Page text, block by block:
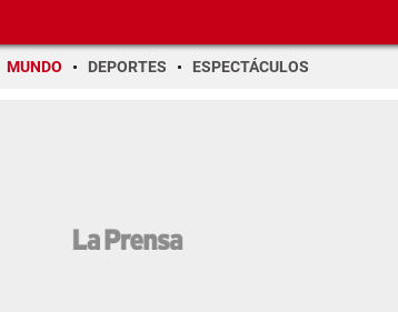
MUNDO DEPORTES ESPECTÁCULOS